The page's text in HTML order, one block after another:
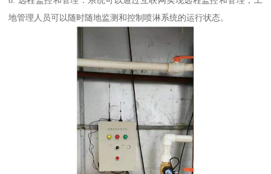
地管理人员可以随时随地监测和控制喷淋系统的运行状态。